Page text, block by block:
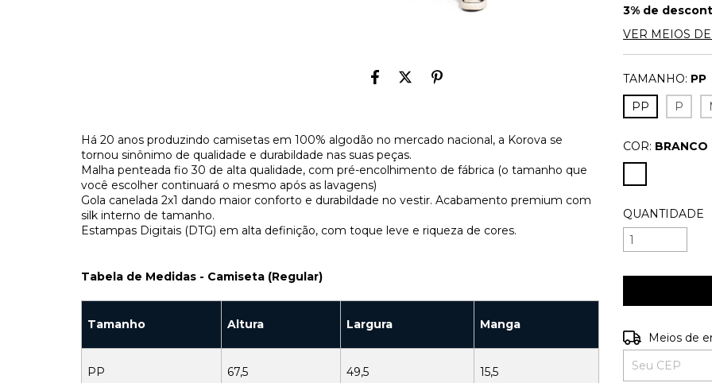
Há 20 anos produzindo camisetas em 100% algodão no mercado nacional, a Korova se
tornou sinônimo de qualidade e durabildade nas suas peças.
Malha penteada fio 30 de alta qualidade, com pré-encolhimento de fábrica (o tamanho que
você escolher continuará o mesmo após as lavagens)
Gola canelada 2x1 dando maior conforto e durabildade no vestir. Acabamento premium com
silk interno de tamanho.
Estampas Digitais (DTG) em alta definição, com toque leve e riqueza de cores.
Tabela de Medidas - Camiseta (Regular)
Tamanho Altura Largura Manga
PP 67,5 49,5 15,5
3% de
VER MEIOS
TAMANHO: PP
PP
P
COR: BRANCO
QUANTIDADE
Entregas para o
Meios de